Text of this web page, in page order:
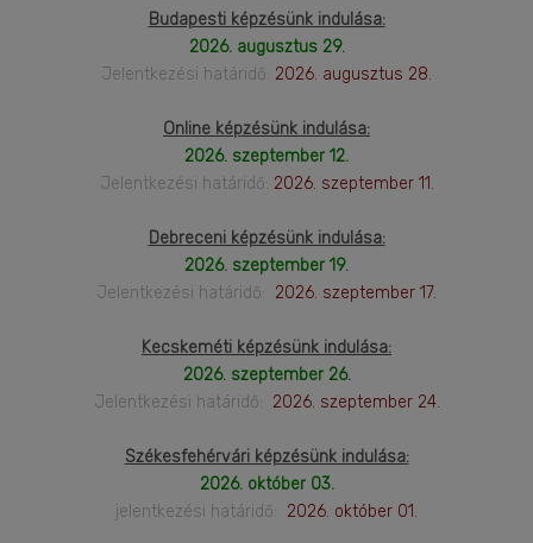
Budapesti képzésünk indulása:
2026. augusztus 29.
Jelentkezési határidő: 2026. augusztus 28.
Online képzésünk indulása:
2026. szeptember 12.
Jelentkezési határidő: 2026. szeptember 11.
Debreceni képzésünk indulása:
2026. szeptember 19.
Jelentkezési határidő: 2026. szeptember 17.
Kecskeméti képzésünk indulása:
2026. szeptember 26.
Jelentkezési határidő: 2026. szeptember 24.
Székesfehérvári képzésünk indulása:
2026. október 03.
jelentkezési határidő: 2026. október 01.